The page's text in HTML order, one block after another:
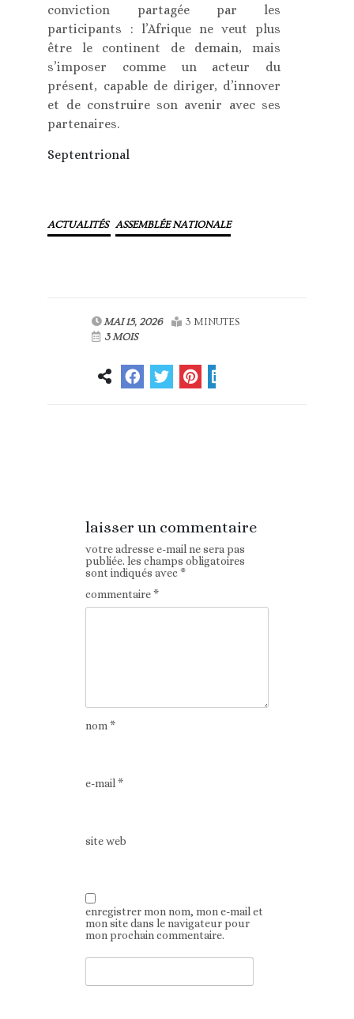
conviction partagée par les
participants : l’Afrique ne veut plus
être le continent de demain, mais
s’imposer comme un acteur du
présent, capable de diriger, d’innover
et de construire son avenir avec ses
partenaires.
Septentrional
ACTUALITÉS ASSEMBLÉE NATIONALE
MAI 15, 2026
3 MINUTES
3 MOIS
laisser un commentaire
votre adresse e-mail ne sera pas
publiée. les champs obligatoires
sont indiqués avec*
commentaire*
nom*
e-mail*
site web
enregistrer mon nom, mon e-mail et
mon site dans le navigateur pour
mon prochain commentaire.